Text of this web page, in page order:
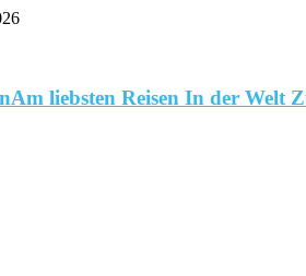
Am liebsten Reisen In der Welt